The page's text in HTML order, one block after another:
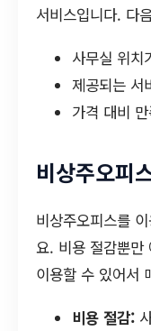
서비스입니다. 다
사무실 위치
제공되는 서
가격 대비
비상주오피
비상주오피스를
요. 비용 절감뿐만
이용할 수 있어서
비용 절감: